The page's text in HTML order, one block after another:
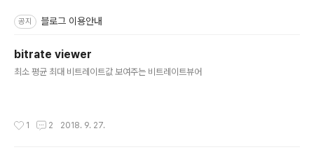
공지 블로그 이용안내
bitrate viewer
최소 평균 최대 비트레이트값 보여주는 비트레이트뷰어
1 2 2018. 9. 27.